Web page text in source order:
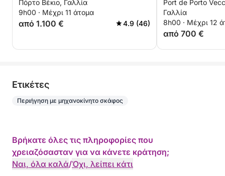
ένα μηχανοκίνητο σκάφος
Πόρτο Βέκιο, Γαλλία
9h00 · Μέχρι 11 άτομα
από 1.100 € 4.9 (46)
Port de Porto
Γαλλία
8h00 · Μέχρι 12
από 700 €
Eτικέτες
Περιήγηση με μηχανοκίνητο σκάφος
Βρήκατε όλες τις πληροφορίες που
χρειαζόσασταν για να κάνετε κράτηση;
Ναι, όλα καλά/Όχι, λείπει κάτι